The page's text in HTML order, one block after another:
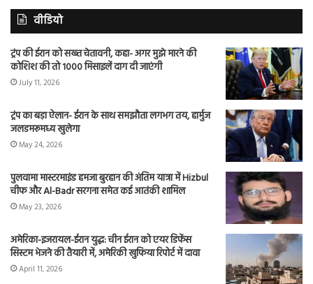
वीडियो
ट्रंप की ईरान को सख्त चेतावनी, कहा- अगर मुझे मारने की
कोशिश की तो 1000 मिसाइलें दाग दी जाएंगी
July 11, 2026
ट्रंप का बड़ा ऐलान- ईरान के साथ समझौता लगभग तय, हार्मुज
जलडमरूमध्य खुलेगा
May 24, 2026
पुलवामा मास्टरमाइंड हमजा बुरहान की अंतिम यात्रा में Hizbul
चीफ और Al-Badr सरगना समेत कई आतंकी शामिल
May 23, 2026
अमेरिका-इजरायल-ईरान युद्ध: चीन ईरान को एयर डिफेंस
सिस्टम भेजने की तैयारी में, अमेरिकी खुफिया रिपोर्ट में दावा
April 11, 2026